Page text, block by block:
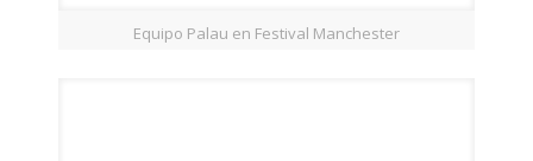
Equipo Palau en Festival Manchester